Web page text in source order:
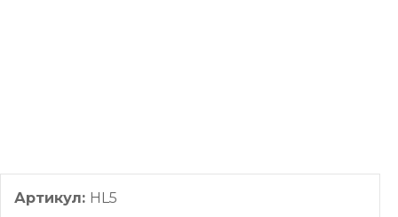
Артикул: HL5